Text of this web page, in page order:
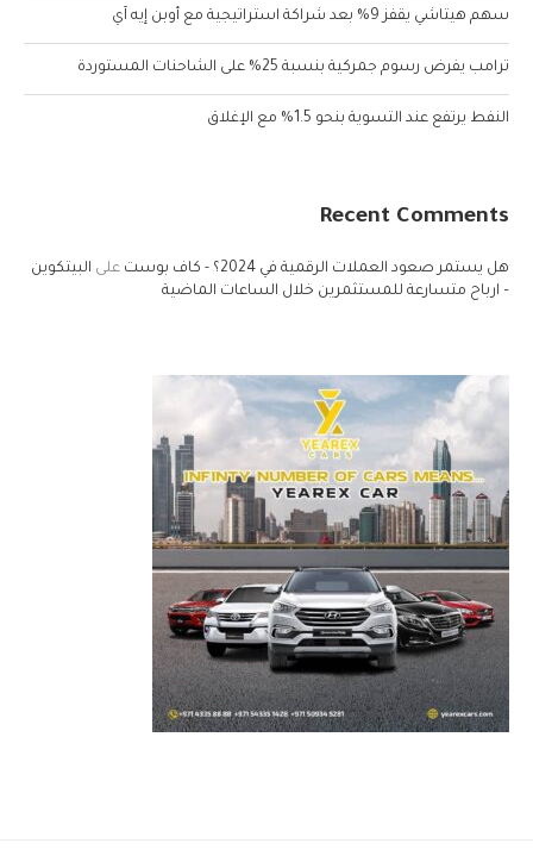
سهم هيتاشي يقفز 9% بعد شراكة استراتيجية مع أوبن إيه آي
ترامب يفرض رسوم جمركية بنسبة 25% على الشاحنات المستوردة
النفط يرتفع عند التسوية بنحو 1.5% مع الإغلاق
Recent Comments
هل يستمر صعود العملات الرقمية في 2024؟ - كاف بوست على البيتكوين
– ارباح متسارعة للمستثمرين خلال الساعات الماضية